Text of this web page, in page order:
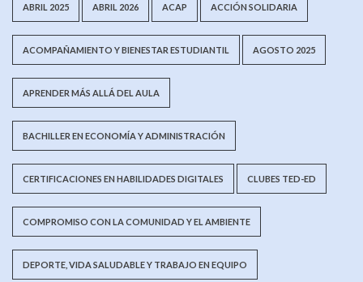
ABRIL 2025 ABRIL 2026 ACAP ACCIÓN SOLIDARIA
ACOMPAÑAMIENTO Y BIENESTAR ESTUDIANTIL AGOSTO 2025
APRENDER MÁS ALLÁ DEL AULA
BACHILLER EN ECONOMÍA Y ADMINISTRACIÓN
CERTIFICACIONES EN HABILIDADES DIGITALES CLUBES TED-ED
COMPROMISO CON LA COMUNIDAD Y EL AMBIENTE
DEPORTE, VIDA SALUDABLE Y TRABAJO EN EQUIPO